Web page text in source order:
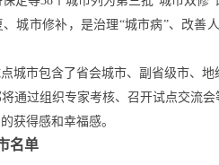
、城市修补，是治理“城市病”、改
点城市包含了省会城市、副省级市、
通过组织专家考核、召开试点交流
获得感和幸福感。
名单